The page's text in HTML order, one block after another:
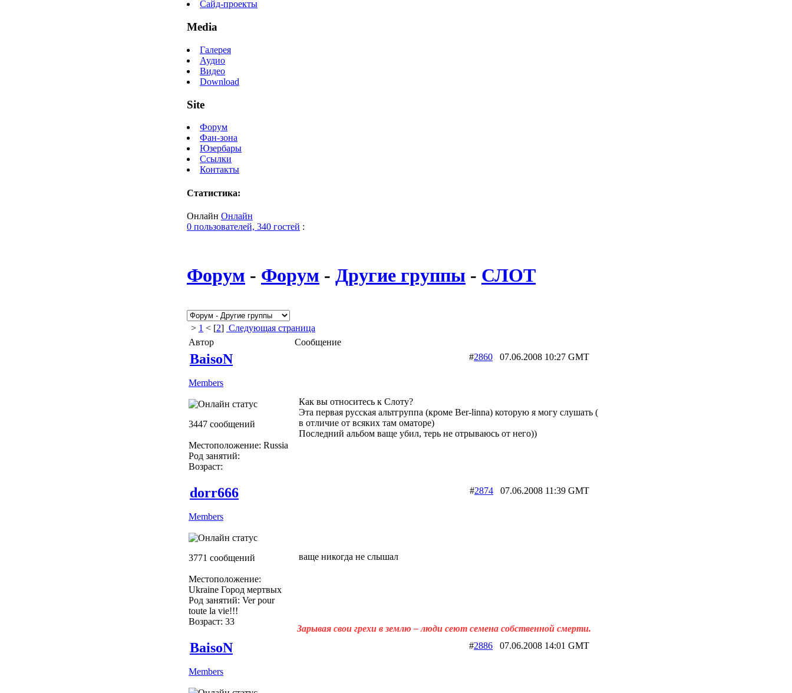
Сайд-проекты
Media
Галерея
Аудио
Видео
Download
Site
Форум
Фан-зона
Юзербары
Ссылки
Контакты
Статистика:
Онлайн Онлайн
0 пользователей, 340 гостей :
Форум - Форум - Другие группы - СЛОТ
> 1 < [2] Следующая страница
Автор
Сообщение
BaisoN
Members
3447 сообщений
Местоположение: Russia
Род занятий:
Возраст:
#2860 07.06.2008 10:27 GMT
Как вы относитесь к Слоту?
Эта первая русская альтгруппа (кроме Ber-linna) которую я могу слушать (
в отличие от всяких там оматоре)
Последний альбом ваще убил, терь не отрываюсь от него))
dorr666
Members
3771 сообщений
Местоположение:
Ukraine Город мертвых
Род занятий: Ver pour
toute la vie!!!
Возраст: 33
#2874 07.06.2008 11:39 GMT
ваще никогда не слышал
Зарывая свои грехи в землю – люди сеют семена собственной смерти.
BaisoN
Members
#2886 07.06.2008 14:01 GMT